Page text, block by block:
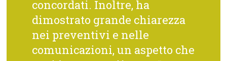
concordati. Inoltre, ha
dimostrato grande chiarezza
nei preventivi e nelle
comunicazioni, un aspetto che